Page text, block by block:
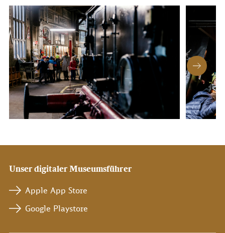
Unser digitaler Museumsführer
Apple App Store
Google Playstore